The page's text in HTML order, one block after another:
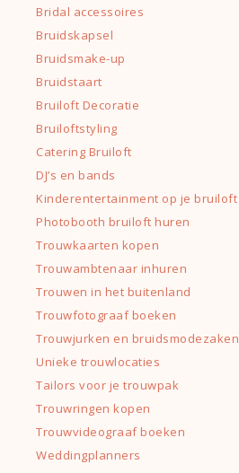
Bridal accessoires
Bruidskapsel
Bruidsmake-up
Bruidstaart
Bruiloft Decoratie
Bruiloftstyling
Catering Bruiloft
DJ’s en bands
Kinderentertainment op je bruiloft
Photobooth bruiloft huren
Trouwkaarten kopen
Trouwambtenaar inhuren
Trouwen in het buitenland
Trouwfotograaf boeken
Trouwjurken en bruidsmodezaken
Unieke trouwlocaties
Tailors voor je trouwpak
Trouwringen kopen
Trouwvideograaf boeken
Weddingplanners